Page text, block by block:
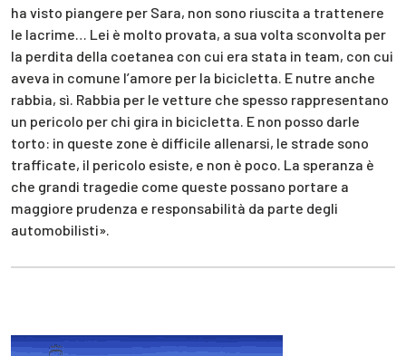
ha visto piangere per Sara, non sono riuscita a trattenere
le lacrime… Lei è molto provata, a sua volta sconvolta per
la perdita della coetanea con cui era stata in team, con cui
aveva in comune l’amore per la bicicletta. E nutre anche
rabbia, sì. Rabbia per le vetture che spesso rappresentano
un pericolo per chi gira in bicicletta. E non posso darle
torto: in queste zone è difficile allenarsi, le strade sono
trafficate, il pericolo esiste, e non è poco. La speranza è
che grandi tragedie come queste possano portare a
maggiore prudenza e responsabilità da parte degli
automobilisti».